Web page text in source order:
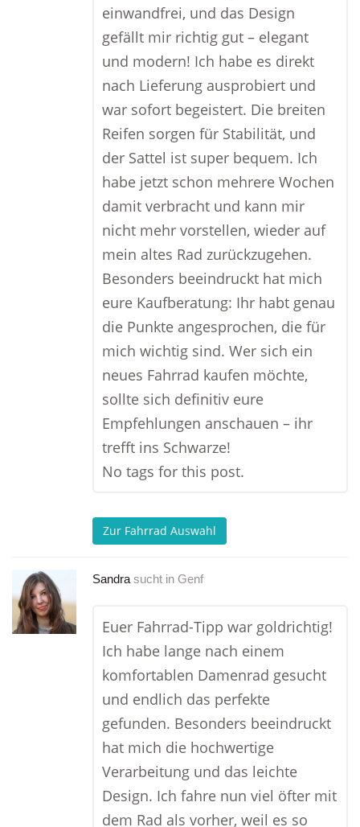
einwandfrei, und das Design
gefällt mir richtig gut – elegant
und modern! Ich habe es direkt
nach Lieferung ausprobiert und
war sofort begeistert. Die breiten
Reifen sorgen für Stabilität, und
der Sattel ist super bequem. Ich
habe jetzt schon mehrere Wochen
damit verbracht und kann mir
nicht mehr vorstellen, wieder auf
mein altes Rad zurückzugehen.
Besonders beeindruckt hat mich
eure Kaufberatung: Ihr habt genau
die Punkte angesprochen, die für
mich wichtig sind. Wer sich ein
neues Fahrrad kaufen möchte,
sollte sich definitiv eure
Empfehlungen anschauen – ihr
trefft ins Schwarze!
No tags for this post.
Zur Fahrrad Auswahl
Sandra sucht in Genf
Euer Fahrrad-Tipp war goldrichtig!
Ich habe lange nach einem
komfortablen Damenrad gesucht
und endlich das perfekte
gefunden. Besonders beeindruckt
hat mich die hochwertige
Verarbeitung und das leichte
Design. Ich fahre nun viel öfter mit
dem Rad als vorher, weil es so